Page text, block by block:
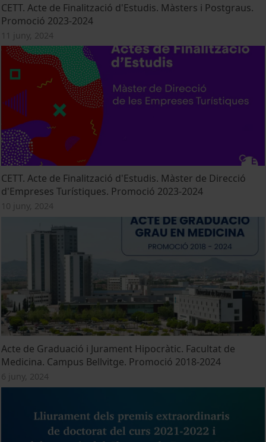
CETT. Acte de Finalització d'Estudis. Màsters i Postgraus.
Promoció 2023-2024
11 juny, 2024
CETT. Acte de Finalització d'Estudis. Màster de Direcció
d'Empreses Turístiques. Promoció 2023-2024
10 juny, 2024
Acte de Graduació i Jurament Hipocràtic. Facultat de
Medicina. Campus Bellvitge. Promoció 2018-2024
6 juny, 2024